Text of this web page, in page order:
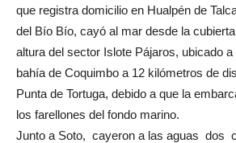
que registra domicilio en Hualpén de
del Bío Bío, cayó al mar desde la
altura del sector Islote Pájaros, ubicado a
bahía de Coquimbo a 12 kilómetros de
Punta de Tortuga, debido a que la
los farellones del fondo marino.
Junto a Soto, cayeron a las aguas dos